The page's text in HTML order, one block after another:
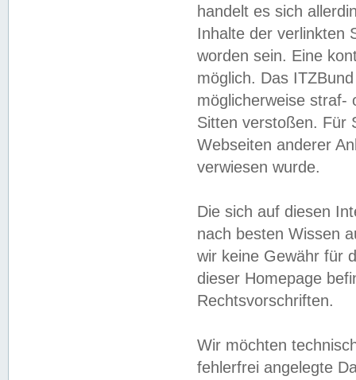
handelt es sich
Inhalte der verlinkten
worden sein. Eine
möglich. Das
möglicherweise straf-
Sitten verstoßen. Für
Webseiten anderer
verwiesen wurde.
Die sich auf diesen
nach besten Wissen
wir keine Gewähr für
dieser Homepage
Rechtsvorschriften.
Wir möchten
fehlerfrei angelegte